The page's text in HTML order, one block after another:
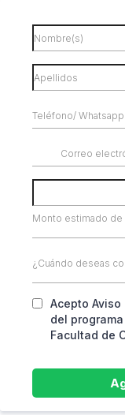
Monto estimado de
¿Cuándo deseas
Acepto
del
Facultad de